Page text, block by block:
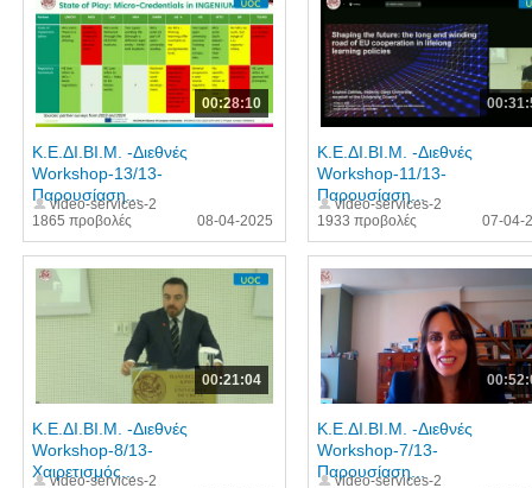
00:28:10
1865 προβολές
Κ.Ε.ΔΙ.ΒΙ.Μ. -Διεθνές
Workshop-13/13-
Παρουσίαση...
video-services-2
08-04-2025
1933 προβολές
Κ.Ε.ΔΙ.ΒΙ.Μ. -Διεθνές
Workshop-11/13-
Παρουσίαση...
video-services-2
07-04-
00:21:04
Κ.Ε.ΔΙ.ΒΙ.Μ. -Διεθνές
Workshop-8/13-
Χαιρετισμός...
video-services-2
Κ.Ε.ΔΙ.ΒΙ.Μ. -Διεθνές
Workshop-7/13-
Παρουσίαση...
video-services-2